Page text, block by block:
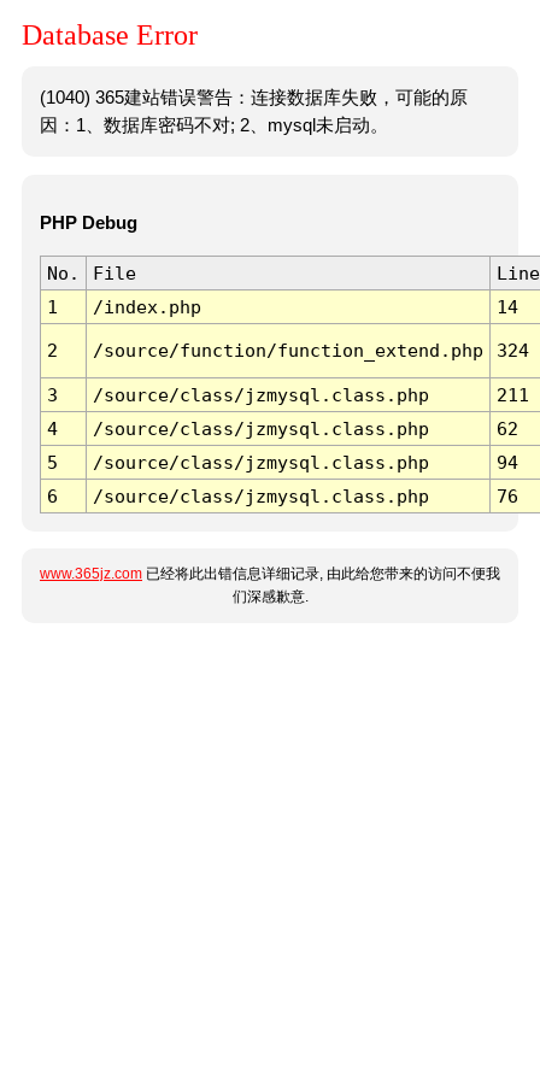
Database Error
(1040) 365建站错误警告：连接数据库失败，可能的原
因：1、数据库密码不对; 2、mysql未启动。
PHP Debug
No. File
Line
1
/index.php 14
2 /source/function/function_extend.php 324
3 /source/class/jzmysql.class.php
211
4
/source/class/jzmysql.class.php
62
5
/source/class/jzmysql.class.php
94
6
/source/class/jzmysql.class.php 76
www.365jz.com 已经将此出错信息详细记录, 由此给您带来的访问不便我
们深感歉意.